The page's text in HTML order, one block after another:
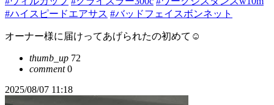
#ハイスピードエアサス #バッドフェイスボンネット
オーナー様に届けってあげられたの初めて☺️
thumb_up 72
comment0
2025/08/07 11:18